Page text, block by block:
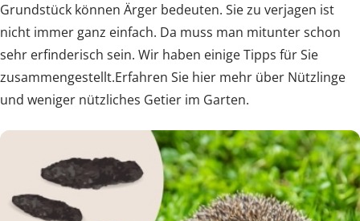
Grundstück können Ärger bedeuten. Sie zu verjagen ist
nicht immer ganz einfach. Da muss man mitunter schon
sehr erfinderisch sein. Wir haben einige Tipps für Sie
zusammengestellt.Erfahren Sie hier mehr über Nützlinge
und weniger nützliches Getier im Garten.